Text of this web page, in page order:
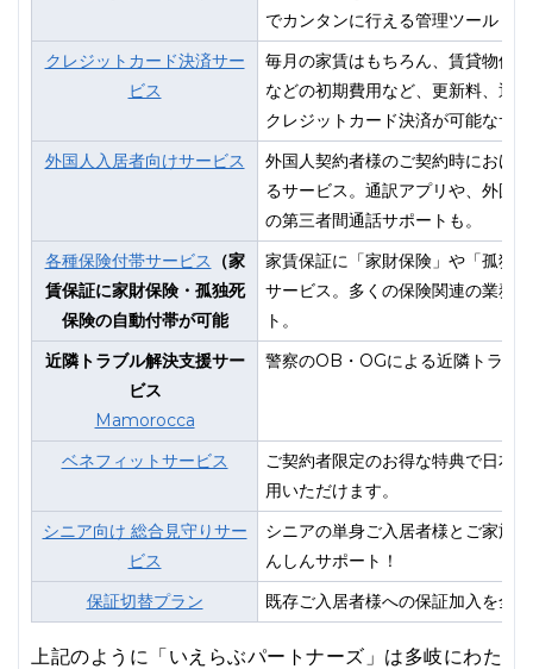
でカンタンに行える管理ツール
クレジットカード決済サー
ビス
毎月の家賃はもちろん、賃貸物件
などの初期費用など、更新料、退
クレジットカード決済が可能なサ
外国人入居者向けサービス
外国人契約者様のご契約時におけ
るサービス。通訳アプリや、外国
の第三者間通話サポートも。
各種保険付帯サービス （家
賃保証に家財保険・孤独死
保険の自動付帯が可能
家賃保証に「家財保険」や「孤独
サービス。多くの保険関連の業務
ト。
近隣トラブル解決支援サー
ビス
Mamorocca
警察のOB・OGによる近隣トラブ
ベネフィットサービス
ご契約者限定のお得な特典で日本
用いただけます。
シニア向け 総合見守りサー
ビス
シニアの単身ご入居者様とご家族
んしんサポート！
保証切替プラン
既存ご入居者様への保証加入を全
上記のように「いえらぶパートナーズ」は多岐にわた